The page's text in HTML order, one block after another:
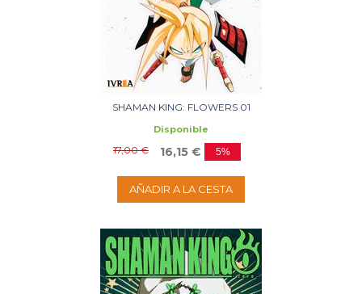
SHAMAN KING: FLOWERS 01
Disponible
17,00 € 16,15 € 5%
AÑADIR A LA CESTA